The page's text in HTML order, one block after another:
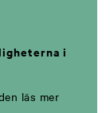
i
läs mer